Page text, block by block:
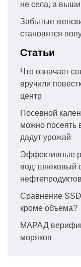
не села, а
Забытые
становятся
Статьи
Что означает
вручили
центр
Посевной
можно посеять
дадут урожай
Эффективные
вод: шнековый
нефтепродуктов
Сравнение
кроме объема?
МАРАД
моряков